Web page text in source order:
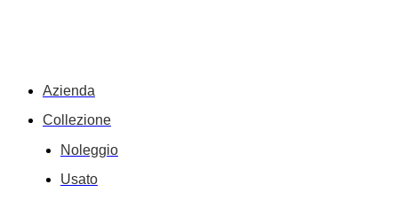
Azienda
Collezione
Noleggio
Usato